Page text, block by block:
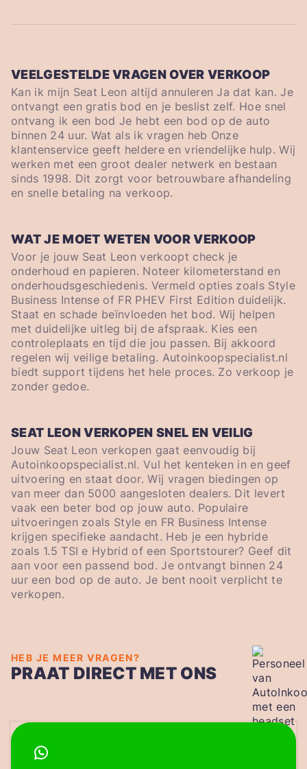
VEELGESTELDE VRAGEN OVER VERKOOP
Kan ik mijn Seat Leon altijd annuleren Ja dat kan. Je
ontvangt een gratis bod en je beslist zelf. Hoe snel
ontvang ik een bod Je hebt een bod op de auto
binnen 24 uur. Wat als ik vragen heb Onze
klantenservice geeft heldere en vriendelijke hulp. Wij
werken met een groot dealer netwerk en bestaan
sinds 1998. Dit zorgt voor betrouwbare afhandeling
en snelle betaling na verkoop.
WAT JE MOET WETEN VOOR VERKOOP
Voor je jouw Seat Leon verkoopt check je
onderhoud en papieren. Noteer kilometerstand en
onderhoudsgeschiedenis. Vermeld opties zoals Style
Business Intense of FR PHEV First Edition duidelijk.
Staat en schade beïnvloeden het bod. Wij helpen
met duidelijke uitleg bij de afspraak. Kies een
controleplaats en tijd die jou passen. Bij akkoord
regelen wij veilige betaling. Autoinkoopspecialist.nl
biedt support tijdens het hele proces. Zo verkoop je
zonder gedoe.
SEAT LEON VERKOPEN SNEL EN VEILIG
Jouw Seat Leon verkopen gaat eenvoudig bij
Autoinkoopspecialist.nl. Vul het kenteken in en geef
uitvoering en staat door. Wij vragen biedingen op
van meer dan 5000 aangesloten dealers. Dit levert
vaak een beter bod op jouw auto. Populaire
uitvoeringen zoals Style en FR Business Intense
krijgen specifieke aandacht. Heb je een hybride
zoals 1.5 TSI e Hybrid of een Sportstourer? Geef dit
aan voor een passend bod. Je ontvangt binnen 24
uur een bod op de auto. Je bent nooit verplicht te
verkopen.
HEB JE MEER VRAGEN?
PRAAT DIRECT MET ONS